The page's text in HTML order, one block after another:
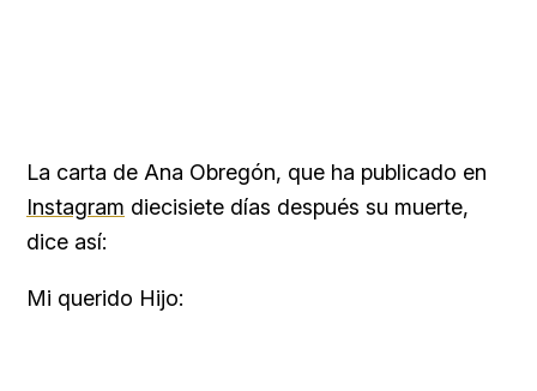
La carta de Ana Obregón, que ha publicado en
Instagram diecisiete días después su muerte,
dice así:
Mi querido Hijo: